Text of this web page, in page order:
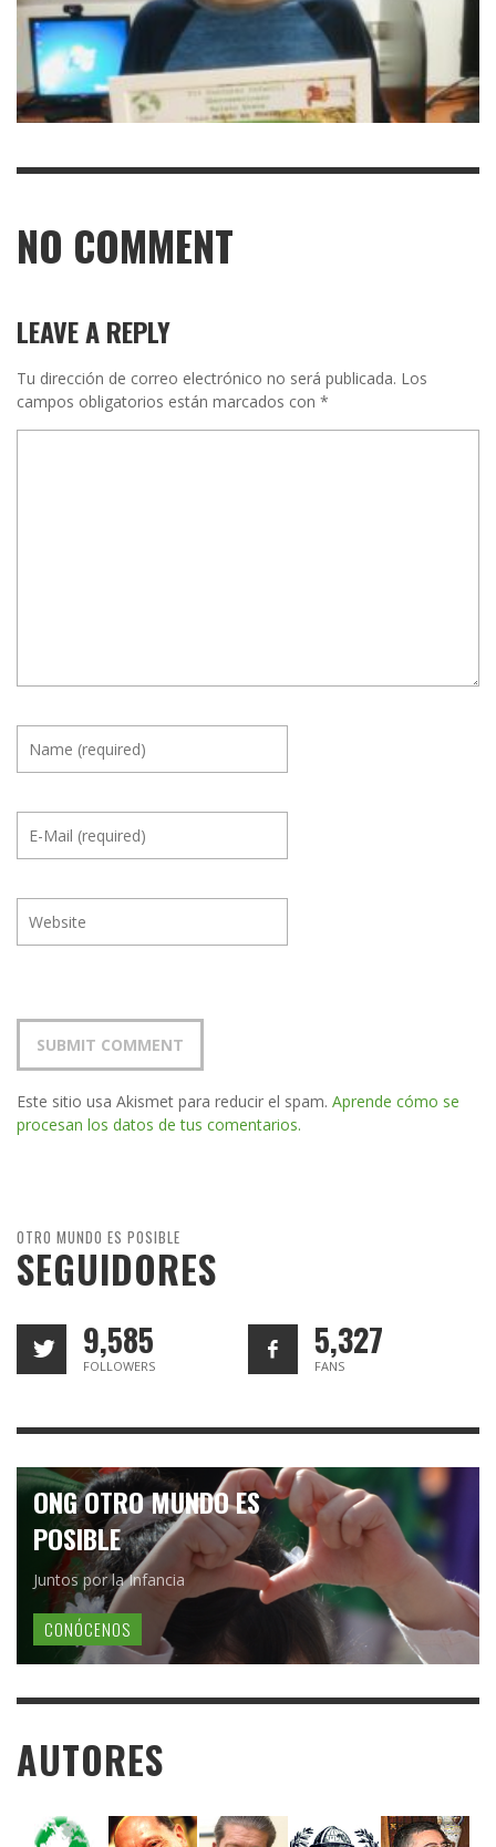
NO COMMENT
LEAVE A REPLY
Tu dirección de correo electrónico no será publicada. Los
campos obligatorios están marcados con *
Este sitio usa Akismet para reducir el spam. Aprende cómo se
procesan los datos de tus comentarios.
OTRO MUNDO ES POSIBLE
SEGUIDORES
9,585
FOLLOWERS
5,327
FANS
ONG OTRO MUNDO ES
POSIBLE
Juntos por la Infancia
CONÓCENOS
AUTORES